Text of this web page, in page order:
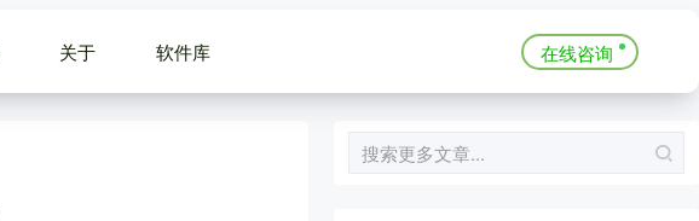
关于 软件库 在线咨询